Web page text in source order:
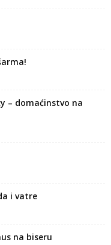
– domaćinstvo na
i vatre
na biseru